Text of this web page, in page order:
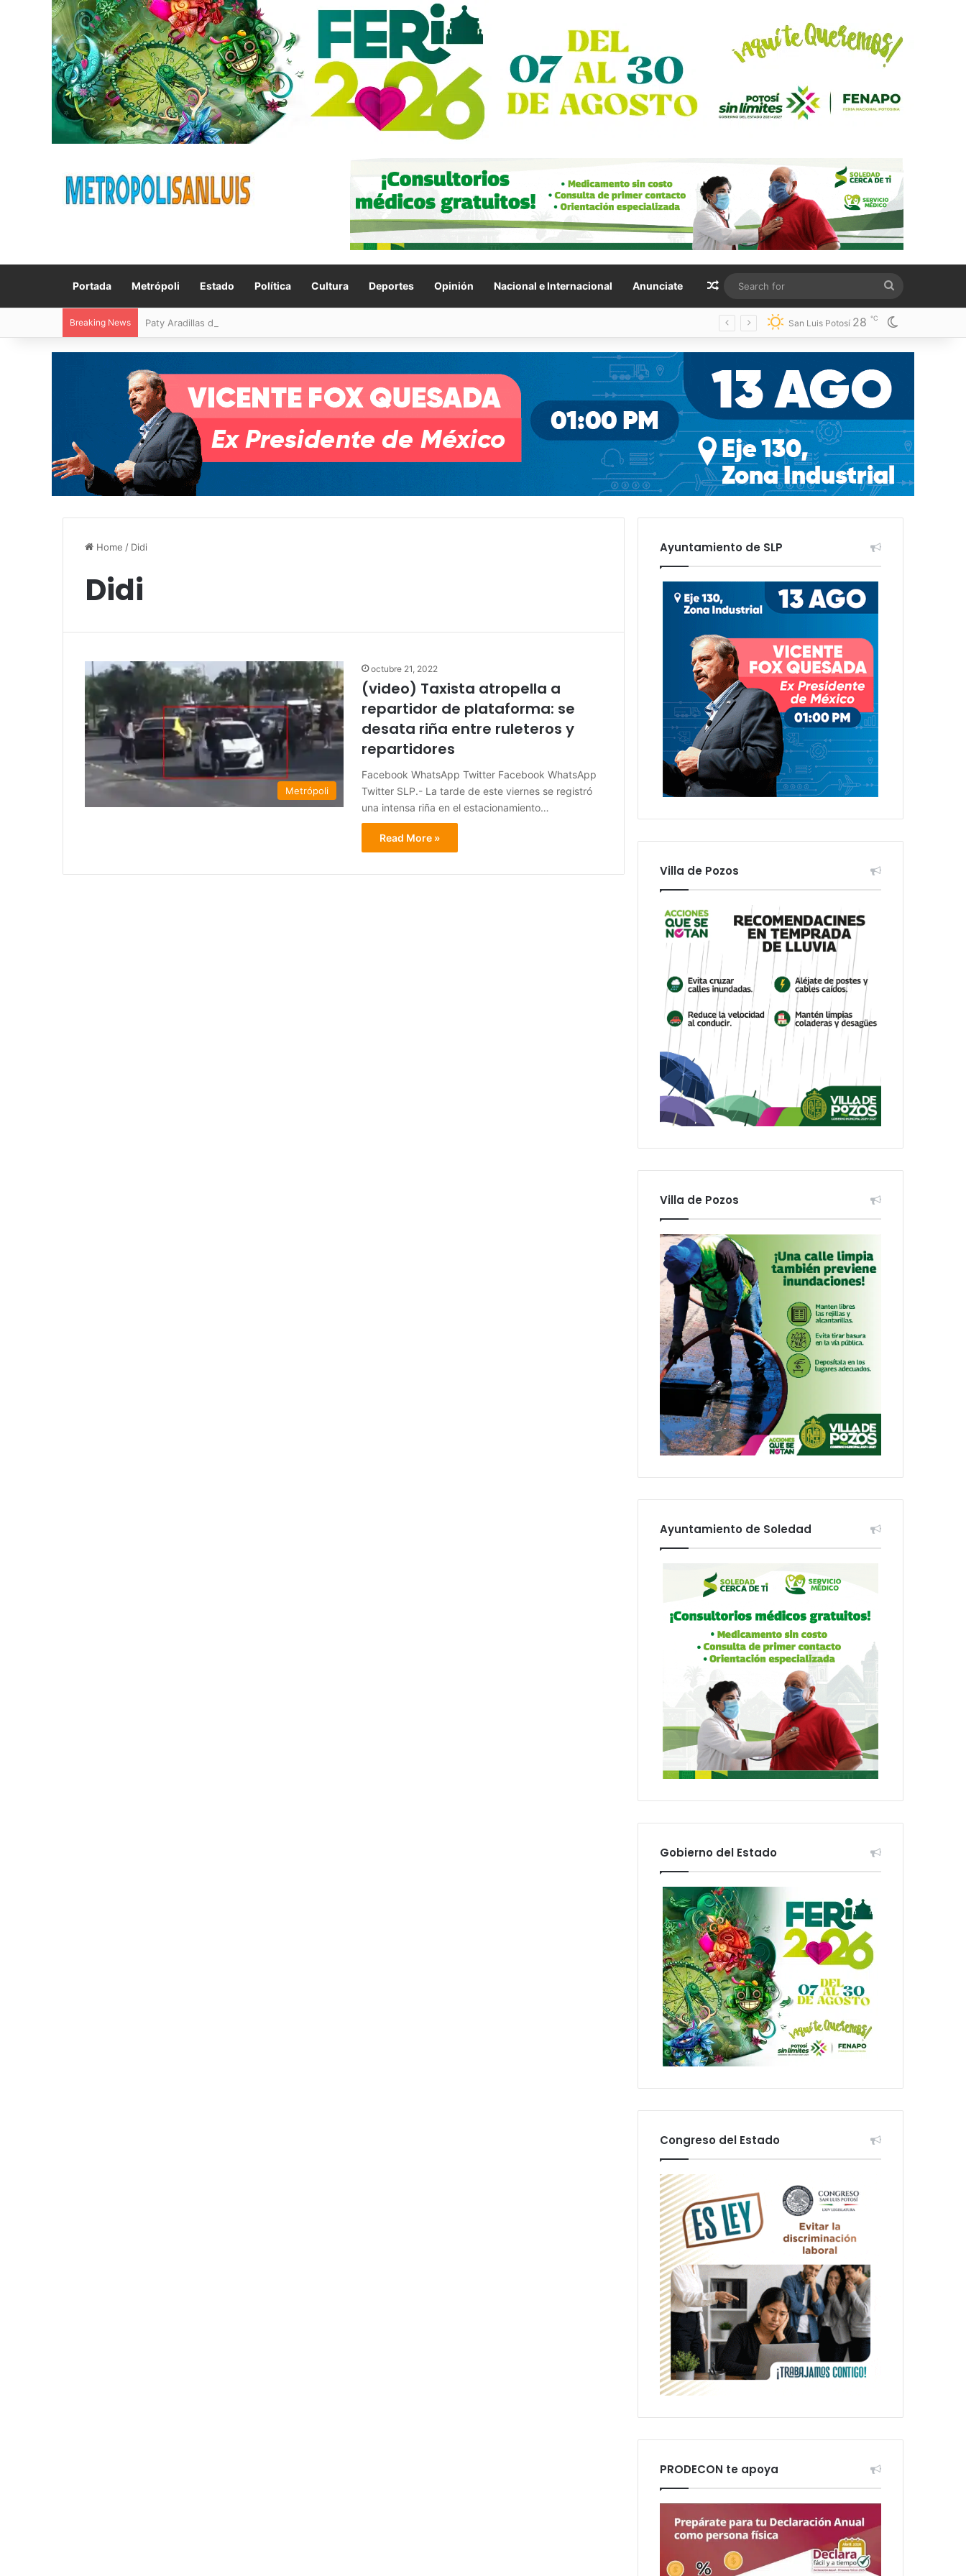
Portada Metrópoli Estado Política Cultura Deportes Opinión Nacional e Internacional Anunciate Random Article
for
Breaking News Paty Aradillas destaca impacto del nuevo desnivel de Circuito Potosí en la movilidad de Villa de Pozos San Luis Potosí 28 ℃
Home / Didi
Didi
Metrópoli
octubre 21, 2022
(video) Taxista atropella a
repartidor de plataforma: se
desata riña entre ruleteros y
repartidores
Facebook WhatsApp Twitter Facebook WhatsApp
Twitter SLP.- La tarde de este viernes se registró
una intensa riña en el estacionamiento…
Read More »
Ayuntamiento de SLP
Villa de Pozos
Villa de Pozos
Ayuntamiento de Soledad
Gobierno del Estado
Congreso del Estado
PRODECON te apoya